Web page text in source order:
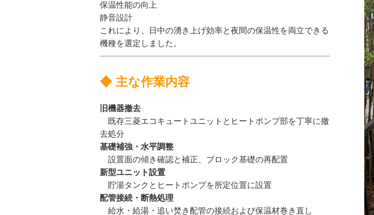
保温性能の向上
静音設計
これにより、日中の湧き上げ効率と夜間の保温性を両立できる
機種を選定しました。
◆ 主な作業内容
旧機器撤去
既存三菱エコキュートユニットとヒートポンプ部を丁寧に撤
去処分
基礎補強・水平調整
設置面の傾き確認と補正、ブロック基礎の再配置
新型ユニット設置
貯湯タンクとヒートポンプを所定位置に設置
配管接続・断熱処理
給水・給湯・追い焚き配管の接続および保温材巻き直し